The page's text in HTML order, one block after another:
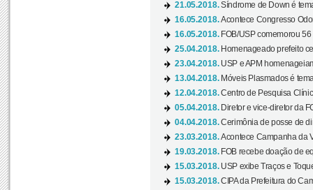
21.05.2018.Síndrome de Down é
16.05.2018.Acontece Congresso
16.05.2018. FOB/USP comemorou
25.04.2018. Homenageado prefeito
23.04.2018. USP e APM
13.04.2018. Móveis Plasmados é
12.04.2018.Centro de Pesquisa
05.04.2018. Diretor e vice-diretor da
04.04.2018.Cerimônia de posse de
23.03.2018.Acontece Campanha da
19.03.2018. FOB recebe doação de
15.03.2018. USP exibe Traços e
15.03.2018.CIPA da Prefeitura do